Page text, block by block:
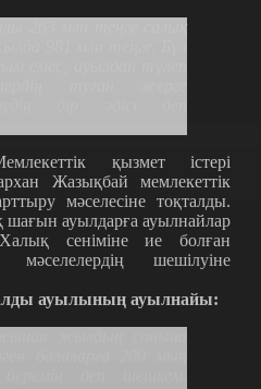
қызмет істері
Жазықбай мемлекеттік
мәселесіне тоқталды.
ауылдарға ауылнайлар
сеніміне ие болған
мәселелердің шешілуіне
ауылының ауылнайы: